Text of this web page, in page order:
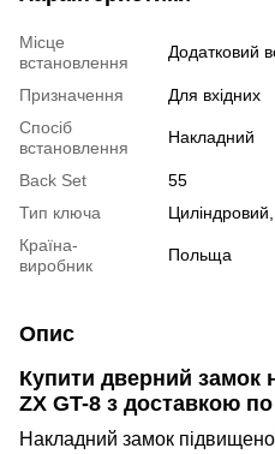
Місце
встановлення
Додатковий
Призначення
Для вхідних
Спосіб
встановлення
Накладний
Back Set
55
Тип ключа
Країна-
виробник
Польща
Опис
Купити дверний замок
ZX GT-8 з доставкою по
Накладний замок